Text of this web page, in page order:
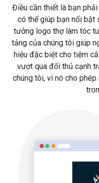
Điều cần thiết là bạn
có thể giúp bạn nổi bật
tưởng logo thợ làm tóc
tảng của chúng tôi giúp
hiệu đặc biệt cho tiệm
vượt qua đối thủ cạnh
chúng tôi, vì nó cho